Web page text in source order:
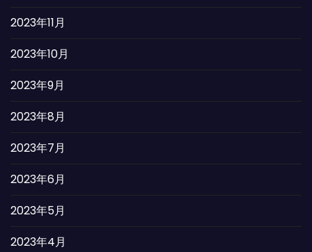
2023年11月
2023年10月
2023年9月
2023年8月
2023年7月
2023年6月
2023年5月
2023年4月